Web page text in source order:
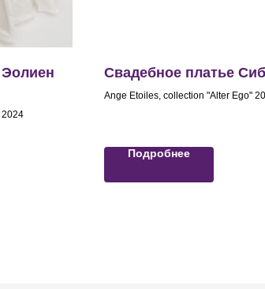
2024
Свадебное платье
Ange Etoiles, collection "Alter Ego"
Подробнее